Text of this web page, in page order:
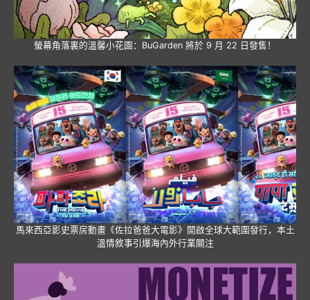
螢幕角落裏的溫馨小花園：BuGarden 將於 9 月 22 日發售！
馬來西亞影史票房動畫《佐拉爸爸大電影》開啟全球大範圍發行，本土
溫情敘事引爆海內外行業關注